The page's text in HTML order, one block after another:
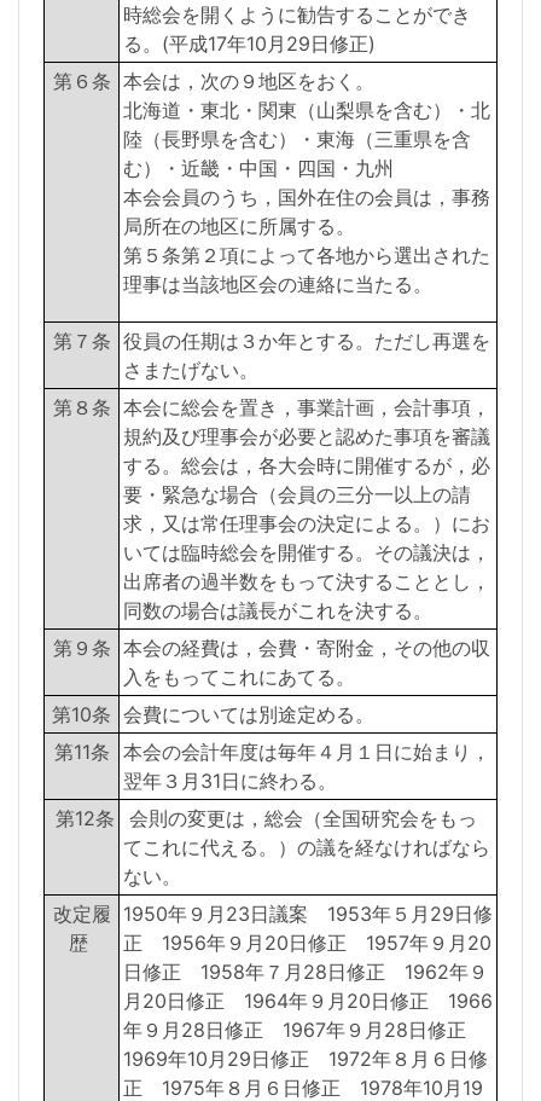
時総会を開くように勧告することができ
る。(平成17年10月29日修正)
第６条 本会は，次の９地区をおく。
北海道・東北・関東（山梨県を含む）・北
陸（長野県を含む）・東海（三重県を含
む）・近畿・中国・四国・九州
本会会員のうち，国外在住の会員は，事務
局所在の地区に所属する。
第５条第２項によって各地から選出された
理事は当該地区会の連絡に当たる。
第７条 役員の任期は３か年とする。ただし再選を
さまたげない。
第８条 本会に総会を置き，事業計画，会計事項，
規約及び理事会が必要と認めた事項を審議
する。総会は，各大会時に開催するが，必
要・緊急な場合（会員の三分一以上の請
求，又は常任理事会の決定による。）にお
いては臨時総会を開催する。その議決は，
出席者の過半数をもって決することとし，
同数の場合は議長がこれを決する。
第９条 本会の経費は，会費・寄附金，その他の収
入をもってこれにあてる。
第10条 会費については別途定める。
第11条 本会の会計年度は毎年４月１日に始まり，
翌年３月31日に終わる。
第12条
会則の変更は，総会（全国研究会をもっ
てこれに代える。）の議を経なければなら
ない。
改定履
歴
1950年９月23日議案 1953年５月29日修
正 1956年９月20日修正 1957年９月20
日修正 1958年７月28日修正 1962年９
月20日修正 1964年９月20日修正 1966
年９月28日修正 1967年９月28日修正
1969年10月29日修正 1972年８月６日修
正 1975年８月６日修正 1978年10月19